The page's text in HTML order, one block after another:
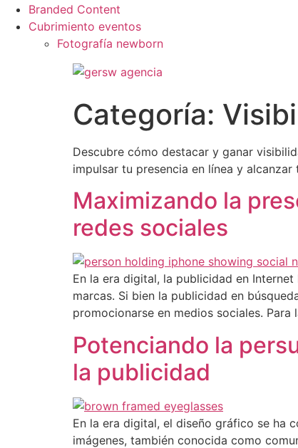
Branded Content
Cubrimiento eventos
Fotografía newborn
Categoría:
Descubre cómo destacar y ganar
impulsar tu presencia en línea y
Maximizando la
redes sociales
En la era digital, la publicidad en
marcas. Si bien la publicidad en
promocionarse en medios sociales.
Potenciando la
la publicidad
En la era digital, el diseño gráfico se ha
imágenes, también conocida como